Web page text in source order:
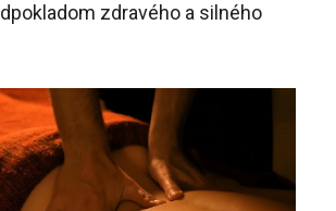
zdravého a silného